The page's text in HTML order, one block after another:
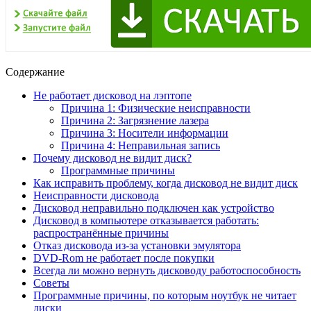
Содержание
Не работает дисковод на лэптопе
Причина 1: Физические неисправности
Причина 2: Загрязнение лазера
Причина 3: Носители информации
Причина 4: Неправильная запись
Почему дисковод не видит диск?
Программные причины
Как исправить проблему, когда дисковод не видит диск
Неисправности дисковода
Дисковод неправильно подключен как устройство
Дисковод в компьютере отказывается работать:
распространённые причины
Отказ дисковода из-за установки эмулятора
DVD-Rom не работает после покупки
Всегда ли можно вернуть дисководу работоспособность
Советы
Программные причины, по которым ноутбук не читает
диски